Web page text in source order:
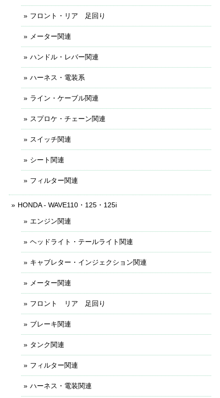
フロント・リア 足回り
メーター関連
ハンドル・レバー関連
ハーネス・電装系
ライン・ケーブル関連
スプロケ・チェーン関連
スイッチ関連
シート関連
フィルター関連
HONDA - WAVE110・125・125i
エンジン関連
ヘッドライト・テールライト関連
キャブレター・インジェクション関連
メーター関連
フロント リア 足回り
ブレーキ関連
タンク関連
フィルター関連
ハーネス・電装関連